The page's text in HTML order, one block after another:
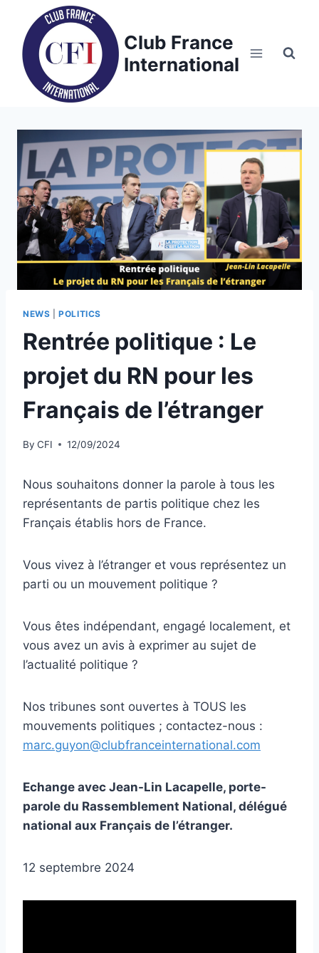
content
Club France
International
NEWS |POLITICS
Rentrée politique : Le
projet du RN pour les
Français de l’étranger
By CFI 12/09/2024
Nous souhaitons donner la parole à tous les
représentants de partis politique chez les
Français établis hors de France.
Vous vivez à l’étranger et vous représentez un
parti ou un mouvement politique ?
Vous êtes indépendant, engagé localement, et
vous avez un avis à exprimer au sujet de
l’actualité politique ?
Nos tribunes sont ouvertes à TOUS les
mouvements politiques ; contactez-nous :
marc.guyon@clubfranceinternational.com
Echange avec Jean-Lin Lacapelle, porte-
parole du Rassemblement National, délégué
national aux Français de l’étranger.
12 septembre 2024